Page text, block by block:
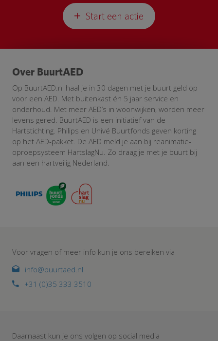
Start een actie
Over BuurtAED
Op BuurtAED.nl haal je in 30 dagen met je buurt geld op
voor een AED. Met buitenkast én 5 jaar service en
onderhoud. Met meer AED’s in woonwijken, worden meer
levens gered. BuurtAED is een initiatief van de
Hartstichting. Philips en Univé Buurtfonds geven korting
op het AED-pakket. De AED meld je aan bij reanimatie-
oproepsysteem HartslagNu. Zo draag je met je buurt bij
aan een hartveilig Nederland.
Voor vragen of meer info kun je ons bereiken via
info@buurtaed.nl
+31 (0)35 333 3510
Daarnaast kun je ons volgen op social media